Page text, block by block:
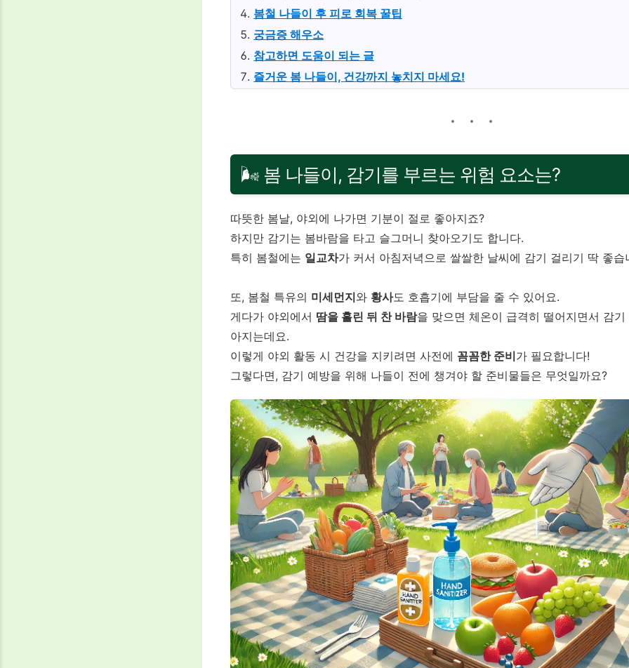
봄철 나들이 후 피로 회복 꿀팁
궁금증 해우소
참고하면 도움이 되는 글
즐거운 봄 나들이, 건강까지 놓치지 마세요!
🌬️ 봄 나들이, 감기를 부르는 위험 요소는?
따뜻한 봄날, 야외에 나가면 기분이 절로 좋아지죠?
하지만 감기는 봄바람을 타고 슬그머니 찾아오기도 합니다.
특히 봄철에는 일교차가 커서 아침저녁으로 쌀쌀한 날씨에 감기 걸리기 딱 좋습
또, 봄철 특유의 미세먼지와 황사도 호흡기에 부담을 줄 수 있어요.
게다가 야외에서 땀을 흘린 뒤 찬 바람을 맞으면 체온이 급격히 떨어지면서 감
아지는데요.
이렇게 야외 활동 시 건강을 지키려면 사전에 꼼꼼한 준비가 필요합니다!
그렇다면, 감기 예방을 위해 나들이 전에 챙겨야 할 준비물들은 무엇일까요?